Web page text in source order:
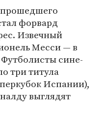
форвард
Извечный
Месси — в
Футболисты сине-
три титула
Испании),
выглядят